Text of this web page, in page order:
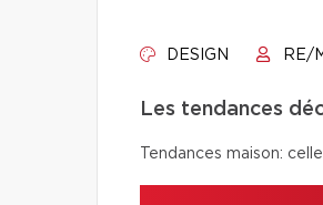
DESIGN RE/
Les tendances
Tendances maison: